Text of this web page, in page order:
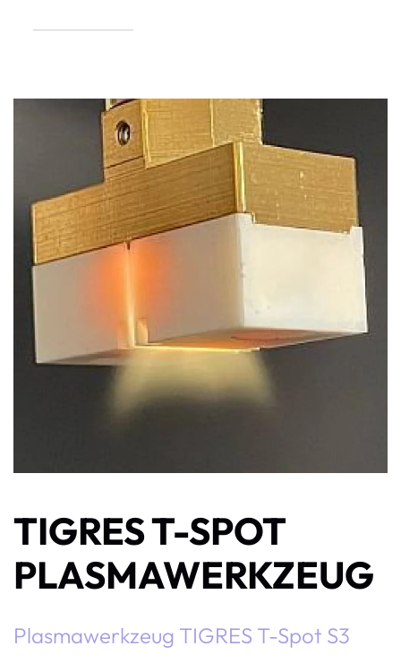
TIGRES T-SPOT
PLASMAWERKZEUG
Plasmawerkzeug TIGRES T-Spot S3